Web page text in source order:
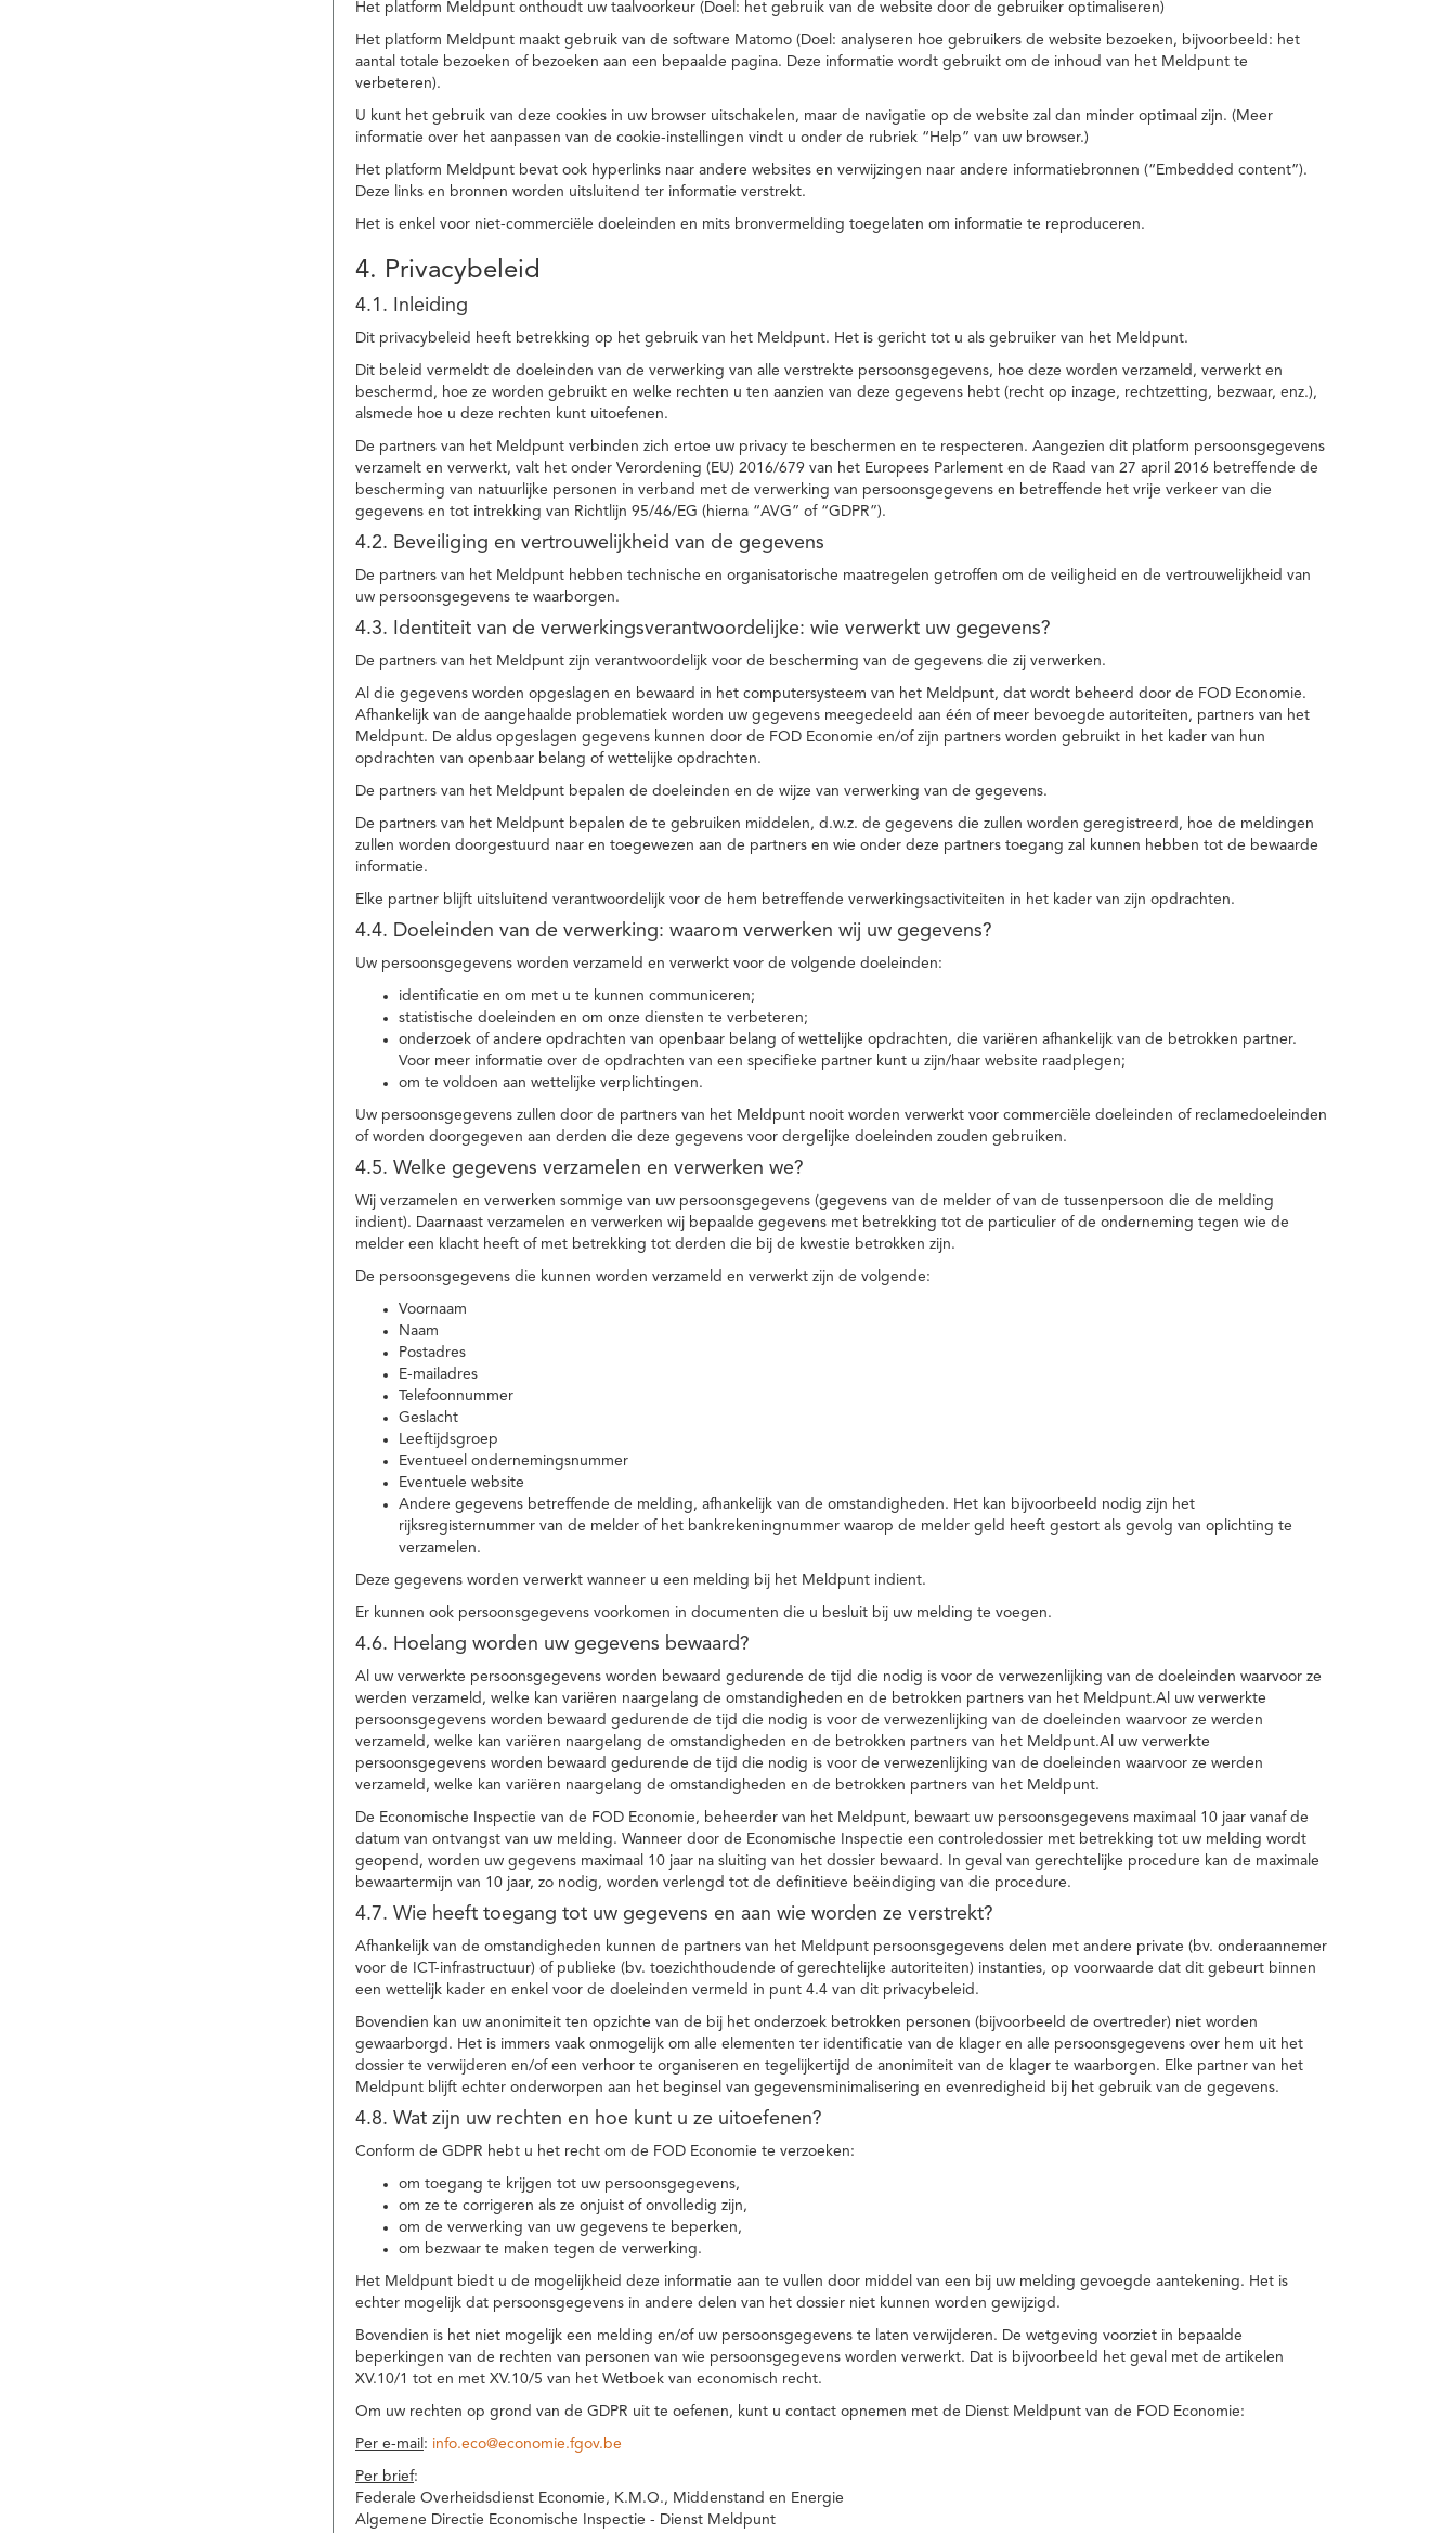
Het platform Meldpunt onthoudt uw taalvoorkeur (Doel: het gebruik van de website door de gebruiker optimaliseren)
Het platform Meldpunt maakt gebruik van de software Matomo (Doel: analyseren hoe gebruikers de website bezoeken, bijvoorbeeld: het
aantal totale bezoeken of bezoeken aan een bepaalde pagina. Deze informatie wordt gebruikt om de inhoud van het Meldpunt te
verbeteren).
U kunt het gebruik van deze cookies in uw browser uitschakelen, maar de navigatie op de website zal dan minder optimaal zijn. (Meer
informatie over het aanpassen van de cookie-instellingen vindt u onder de rubriek “Help” van uw browser.)
Het platform Meldpunt bevat ook hyperlinks naar andere websites en verwijzingen naar andere informatiebronnen (“Embedded content”).
Deze links en bronnen worden uitsluitend ter informatie verstrekt.
Het is enkel voor niet-commerciële doeleinden en mits bronvermelding toegelaten om informatie te reproduceren.
4. Privacybeleid
4.1. Inleiding
Dit privacybeleid heeft betrekking op het gebruik van het Meldpunt. Het is gericht tot u als gebruiker van het Meldpunt.
Dit beleid vermeldt de doeleinden van de verwerking van alle verstrekte persoonsgegevens, hoe deze worden verzameld, verwerkt en
beschermd, hoe ze worden gebruikt en welke rechten u ten aanzien van deze gegevens hebt (recht op inzage, rechtzetting, bezwaar, enz.),
alsmede hoe u deze rechten kunt uitoefenen.
De partners van het Meldpunt verbinden zich ertoe uw privacy te beschermen en te respecteren. Aangezien dit platform persoonsgegevens
verzamelt en verwerkt, valt het onder Verordening (EU) 2016/679 van het Europees Parlement en de Raad van 27 april 2016 betreffende de
bescherming van natuurlijke personen in verband met de verwerking van persoonsgegevens en betreffende het vrije verkeer van die
gegevens en tot intrekking van Richtlijn 95/46/EG (hierna “AVG” of “GDPR”).
4.2. Beveiliging en vertrouwelijkheid van de gegevens
De partners van het Meldpunt hebben technische en organisatorische maatregelen getroffen om de veiligheid en de vertrouwelijkheid van
uw persoonsgegevens te waarborgen.
4.3. Identiteit van de verwerkingsverantwoordelijke: wie verwerkt uw gegevens?
De partners van het Meldpunt zijn verantwoordelijk voor de bescherming van de gegevens die zij verwerken.
Al die gegevens worden opgeslagen en bewaard in het computersysteem van het Meldpunt, dat wordt beheerd door de FOD Economie.
Afhankelijk van de aangehaalde problematiek worden uw gegevens meegedeeld aan één of meer bevoegde autoriteiten, partners van het
Meldpunt. De aldus opgeslagen gegevens kunnen door de FOD Economie en/of zijn partners worden gebruikt in het kader van hun
opdrachten van openbaar belang of wettelijke opdrachten.
De partners van het Meldpunt bepalen de doeleinden en de wijze van verwerking van de gegevens.
De partners van het Meldpunt bepalen de te gebruiken middelen, d.w.z. de gegevens die zullen worden geregistreerd, hoe de meldingen
zullen worden doorgestuurd naar en toegewezen aan de partners en wie onder deze partners toegang zal kunnen hebben tot de bewaarde
informatie.
Elke partner blijft uitsluitend verantwoordelijk voor de hem betreffende verwerkingsactiviteiten in het kader van zijn opdrachten.
4.4. Doeleinden van de verwerking: waarom verwerken wij uw gegevens?
Uw persoonsgegevens worden verzameld en verwerkt voor de volgende doeleinden:
identificatie en om met u te kunnen communiceren;
statistische doeleinden en om onze diensten te verbeteren;
onderzoek of andere opdrachten van openbaar belang of wettelijke opdrachten, die variëren afhankelijk van de betrokken partner.
Voor meer informatie over de opdrachten van een specifieke partner kunt u zijn/haar website raadplegen;
om te voldoen aan wettelijke verplichtingen.
Uw persoonsgegevens zullen door de partners van het Meldpunt nooit worden verwerkt voor commerciële doeleinden of reclamedoeleinden
of worden doorgegeven aan derden die deze gegevens voor dergelijke doeleinden zouden gebruiken.
4.5. Welke gegevens verzamelen en verwerken we?
Wij verzamelen en verwerken sommige van uw persoonsgegevens (gegevens van de melder of van de tussenpersoon die de melding
indient). Daarnaast verzamelen en verwerken wij bepaalde gegevens met betrekking tot de particulier of de onderneming tegen wie de
melder een klacht heeft of met betrekking tot derden die bij de kwestie betrokken zijn.
De persoonsgegevens die kunnen worden verzameld en verwerkt zijn de volgende:
Voornaam
Naam
Postadres
E-mailadres
Telefoonnummer
Geslacht
Leeftijdsgroep
Eventueel ondernemingsnummer
Eventuele website
Andere gegevens betreffende de melding, afhankelijk van de omstandigheden. Het kan bijvoorbeeld nodig zijn het
rijksregisternummer van de melder of het bankrekeningnummer waarop de melder geld heeft gestort als gevolg van oplichting te
verzamelen.
Deze gegevens worden verwerkt wanneer u een melding bij het Meldpunt indient.
Er kunnen ook persoonsgegevens voorkomen in documenten die u besluit bij uw melding te voegen.
4.6. Hoelang worden uw gegevens bewaard?
Al uw verwerkte persoonsgegevens worden bewaard gedurende de tijd die nodig is voor de verwezenlijking van de doeleinden waarvoor ze
werden verzameld, welke kan variëren naargelang de omstandigheden en de betrokken partners van het Meldpunt.Al uw verwerkte
persoonsgegevens worden bewaard gedurende de tijd die nodig is voor de verwezenlijking van de doeleinden waarvoor ze werden
verzameld, welke kan variëren naargelang de omstandigheden en de betrokken partners van het Meldpunt.Al uw verwerkte
persoonsgegevens worden bewaard gedurende de tijd die nodig is voor de verwezenlijking van de doeleinden waarvoor ze werden
verzameld, welke kan variëren naargelang de omstandigheden en de betrokken partners van het Meldpunt.
De Economische Inspectie van de FOD Economie, beheerder van het Meldpunt, bewaart uw persoonsgegevens maximaal 10 jaar vanaf de
datum van ontvangst van uw melding. Wanneer door de Economische Inspectie een controledossier met betrekking tot uw melding wordt
geopend, worden uw gegevens maximaal 10 jaar na sluiting van het dossier bewaard. In geval van gerechtelijke procedure kan de maximale
bewaartermijn van 10 jaar, zo nodig, worden verlengd tot de definitieve beëindiging van die procedure.
4.7. Wie heeft toegang tot uw gegevens en aan wie worden ze verstrekt?
Afhankelijk van de omstandigheden kunnen de partners van het Meldpunt persoonsgegevens delen met andere private (bv. onderaannemer
voor de ICT-infrastructuur) of publieke (bv. toezichthoudende of gerechtelijke autoriteiten) instanties, op voorwaarde dat dit gebeurt binnen
een wettelijk kader en enkel voor de doeleinden vermeld in punt 4.4 van dit privacybeleid.
Bovendien kan uw anonimiteit ten opzichte van de bij het onderzoek betrokken personen (bijvoorbeeld de overtreder) niet worden
gewaarborgd. Het is immers vaak onmogelijk om alle elementen ter identificatie van de klager en alle persoonsgegevens over hem uit het
dossier te verwijderen en/of een verhoor te organiseren en tegelijkertijd de anonimiteit van de klager te waarborgen. Elke partner van het
Meldpunt blijft echter onderworpen aan het beginsel van gegevensminimalisering en evenredigheid bij het gebruik van de gegevens.
4.8. Wat zijn uw rechten en hoe kunt u ze uitoefenen?
Conform de GDPR hebt u het recht om de FOD Economie te verzoeken:
om toegang te krijgen tot uw persoonsgegevens,
om ze te corrigeren als ze onjuist of onvolledig zijn,
om de verwerking van uw gegevens te beperken,
om bezwaar te maken tegen de verwerking.
Het Meldpunt biedt u de mogelijkheid deze informatie aan te vullen door middel van een bij uw melding gevoegde aantekening. Het is
echter mogelijk dat persoonsgegevens in andere delen van het dossier niet kunnen worden gewijzigd.
Bovendien is het niet mogelijk een melding en/of uw persoonsgegevens te laten verwijderen. De wetgeving voorziet in bepaalde
beperkingen van de rechten van personen van wie persoonsgegevens worden verwerkt. Dat is bijvoorbeeld het geval met de artikelen
XV.10/1 tot en met XV.10/5 van het Wetboek van economisch recht.
Om uw rechten op grond van de GDPR uit te oefenen, kunt u contact opnemen met de Dienst Meldpunt van de FOD Economie:
Per e-mail : info.eco@economie.fgov.be
Per brief:
Federale Overheidsdienst Economie, K.M.O., Middenstand en Energie
Algemene Directie Economische Inspectie - Dienst Meldpunt